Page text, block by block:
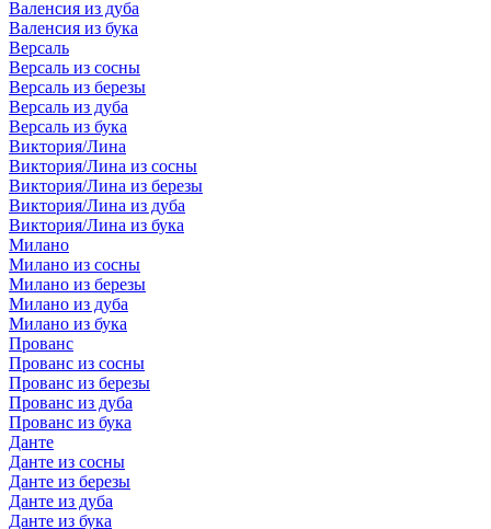
Валенсия из дуба
Валенсия из бука
Версаль
Версаль из сосны
Версаль из березы
Версаль из дуба
Версаль из бука
Виктория/Лина
Виктория/Лина из сосны
Виктория/Лина из березы
Виктория/Лина из дуба
Виктория/Лина из бука
Милано
Милано из сосны
Милано из березы
Милано из дуба
Милано из бука
Прованс
Прованс из сосны
Прованс из березы
Прованс из дуба
Прованс из бука
Данте
Данте из сосны
Данте из березы
Данте из дуба
Данте из бука